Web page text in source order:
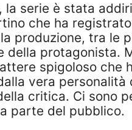
la serie è stata
che ha
produzione, tra le
della protagonista.
spigoloso che
vera
critica. Ci sono
parte del pubblico.